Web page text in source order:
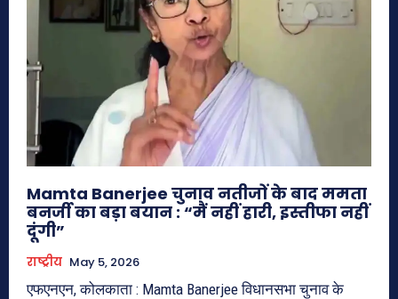
Mamta Banerjee चुनाव नतीजों के बाद ममता
बनर्जी का बड़ा बयान : “मैं नहीं हारी, इस्तीफा नहीं
दूंगी”
राष्ट्रीय May 5, 2026
एफएनएन, कोलकाता : Mamta Banerjee विधानसभा चुनाव के